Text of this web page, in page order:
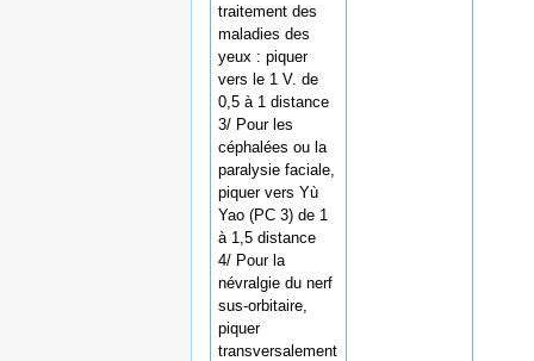
traitement des
maladies des
yeux : piquer
vers le 1 V. de
0,5 à 1 distance
3/ Pour les
céphalées ou la
paralysie faciale,
piquer vers Yù
Yao (PC 3) de 1
à 1,5 distance
4/ Pour la
névralgie du nerf
sus-orbitaire,
piquer
transversalement